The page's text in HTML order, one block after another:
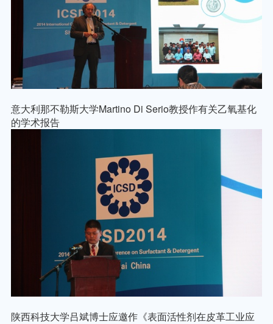
意大利那不勒斯大学Martino Di Serio教授作有关乙氧基化
的学术报告
陕西科技大学吕斌博士应邀作《表面活性剂在皮革工业应